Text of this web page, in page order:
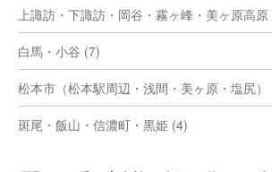
上諏訪・下諏訪・岡谷・霧ヶ峰・美ヶ原高原
白馬・小谷 (7)
松本市（松本駅周辺・浅間・美ヶ原・塩尻）
斑尾・飯山・信濃町・黒姫 (4)